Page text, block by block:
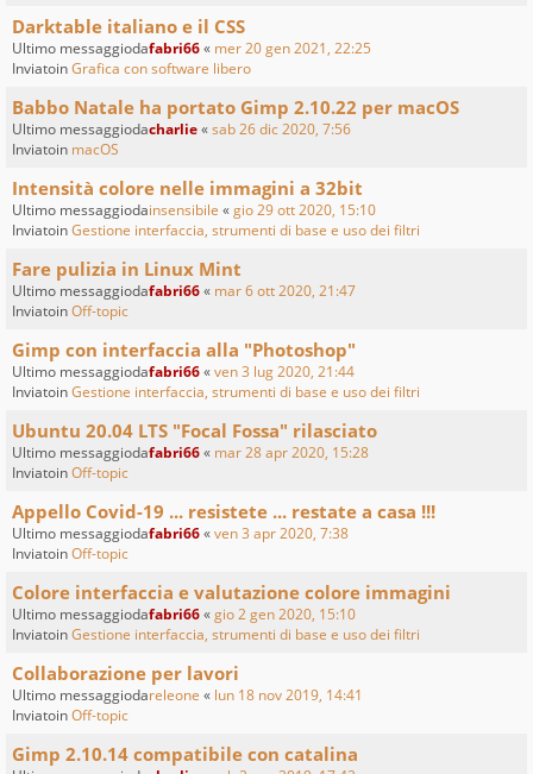
Darktable italiano e il CSS
Ultimo messaggiodafabri66« mer 20 gen 2021, 22:25
InviatoinGrafica con software libero
Babbo Natale ha portato Gimp 2.10.22 per macOS
Ultimo messaggiodacharlie«sab 26 dic 2020, 7:56
Inviatoin macOS
Intensità colore nelle immagini a 32bit
Ultimo messaggiodainsensibile «gio 29 ott 2020, 15:10
InviatoinGestione interfaccia, strumenti di base e uso dei filtri
Fare pulizia in Linux Mint
Ultimo messaggiodafabri66« mar 6 ott 2020, 21:47
InviatoinOff-topic
Gimp con interfaccia alla "Photoshop"
Ultimo messaggiodafabri66«ven 3 lug 2020, 21:44
InviatoinGestione interfaccia, strumenti di base e uso dei filtri
Ubuntu 20.04 LTS "Focal Fossa" rilasciato
Ultimo messaggiodafabri66« mar 28 apr 2020, 15:28
InviatoinOff-topic
Appello Covid-19 ... resistete ... restate a casa !!!
Ultimo messaggiodafabri66«ven 3 apr 2020, 7:38
InviatoinOff-topic
Colore interfaccia e valutazione colore immagini
Ultimo messaggiodafabri66«gio 2 gen 2020, 15:10
InviatoinGestione interfaccia, strumenti di base e uso dei filtri
Collaborazione per lavori
Ultimo messaggiodareleone « lun 18 nov 2019, 14:41
InviatoinOff-topic
Gimp 2.10.14 compatibile con catalina